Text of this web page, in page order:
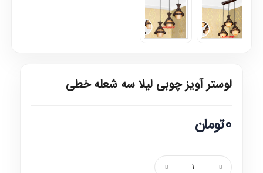
لوستر آویز چوبی لیلا سه شعله خطی
0تومان